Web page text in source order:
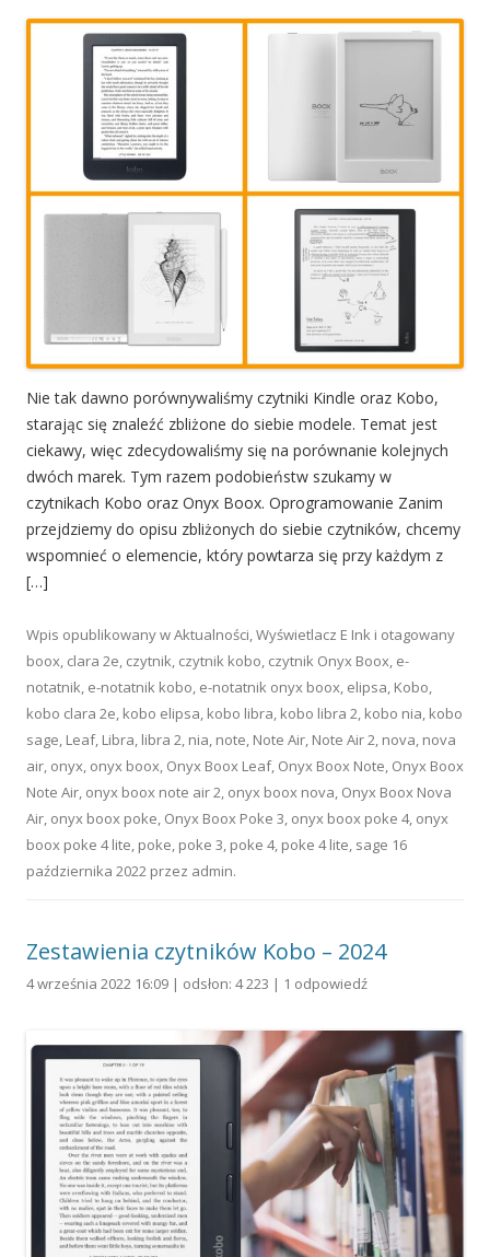
Nie tak dawno porównywaliśmy czytniki Kindle oraz Kobo,
starając się znaleźć zbliżone do siebie modele. Temat jest
ciekawy, więc zdecydowaliśmy się na porównanie kolejnych
dwóch marek. Tym razem podobieństw szukamy w
czytnikach Kobo oraz Onyx Boox. Oprogramowanie Zanim
przejdziemy do opisu zbliżonych do siebie czytników, chcemy
wspomnieć o elemencie, który powtarza się przy każdym z
[…]
Wpis opublikowany wAktualności,Wyświetlacz E Ink i otagowany
boox, clara 2e, czytnik, czytnik kobo, czytnik Onyx Boox, e-
notatnik, e-notatnik kobo, e-notatnik onyx boox, elipsa, Kobo,
kobo clara 2e, kobo elipsa, kobo libra, kobo libra 2, kobo nia, kobo
sage, Leaf, Libra, libra 2, nia, note, Note Air, Note Air 2, nova, nova
air, onyx, onyx boox, Onyx Boox Leaf, Onyx Boox Note, Onyx Boox
Note Air, onyx boox note air 2, onyx boox nova, Onyx Boox Nova
Air, onyx boox poke, Onyx Boox Poke 3, onyx boox poke 4, onyx
boox poke 4 lite, poke, poke 3, poke 4, poke 4 lite, sage 16
października 2022 przez admin.
Zestawienia czytników Kobo – 2024
4 września 2022 16:09 | odsłon: 4 223 | 1 odpowiedź